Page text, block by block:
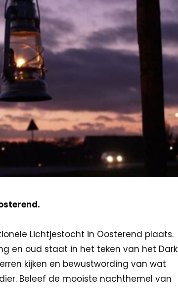
Lichtjestocht in Oosterend plaats.
en oud staat in het teken van het Dark
kijken en bewustwording van wat
Beleef de mooiste nachthemel van